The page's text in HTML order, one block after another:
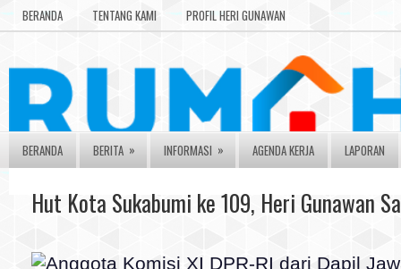
BERANDA TENTANG KAMI PROFIL HERI GUNAWAN
BERANDA BERITA » INFORMASI » AGENDA KERJA LAPORAN
Hut Kota Sukabumi ke 109, Heri Gunawan